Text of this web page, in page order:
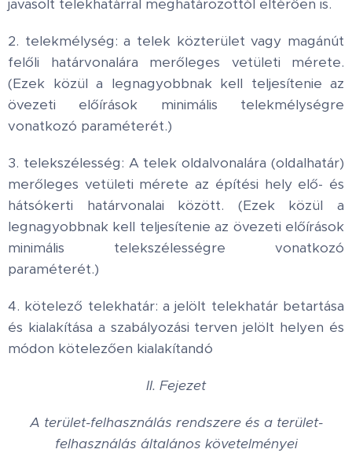
javasolt telekhatárral meghatározottól eltérően is.
2. telekmélység: a telek közterület vagy magánút
felőli határvonalára merőleges vetületi mérete.
(Ezek közül a legnagyobbnak kell teljesítenie az
övezeti előírások minimális telekmélységre
vonatkozó paraméterét.)
3. telekszélesség: A telek oldalvonalára (oldalhatár)
merőleges vetületi mérete az építési hely elő- és
hátsókerti határvonalai között. (Ezek közül a
legnagyobbnak kell teljesítenie az övezeti előírások
minimális telekszélességre vonatkozó
paraméterét.)
4. kötelező telekhatár: a jelölt telekhatár betartása
és kialakítása a szabályozási terven jelölt helyen és
módon kötelezően kialakítandó
II. Fejezet
A terület-felhasználás rendszere és a terület-
felhasználás általános követelményei